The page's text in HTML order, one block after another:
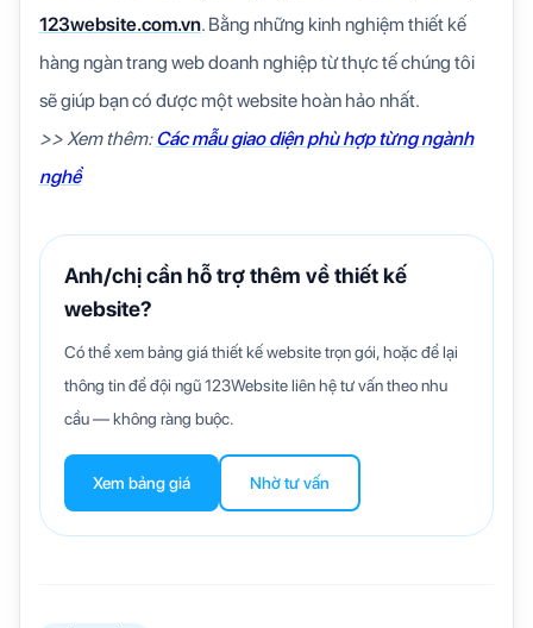
123website.com.vn. Bằng những kinh nghiệm thiết kế
hàng ngàn trang web doanh nghiệp từ thực tế chúng tôi
sẽ giúp bạn có được một website hoàn hảo nhất.
>> Xem thêm:Các mẫu giao diện phù hợp từng ngành
nghề
Anh/chị cần hỗ trợ thêm về thiết kế
website?
Có thể xem bảng giá thiết kế website trọn gói, hoặc để lại
thông tin để đội ngũ 123Website liên hệ tư vấn theo nhu
cầu — không ràng buộc.
Xem bảng giá Nhờ tư vấn